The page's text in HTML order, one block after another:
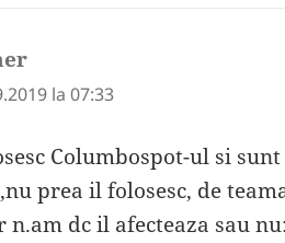
la 07:33
Columbospot-ul si
prea il folosesc, de
n.am dc il afecteaza sau